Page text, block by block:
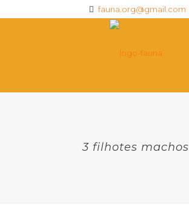
fauna.org@gmail.com
3 filhotes machos